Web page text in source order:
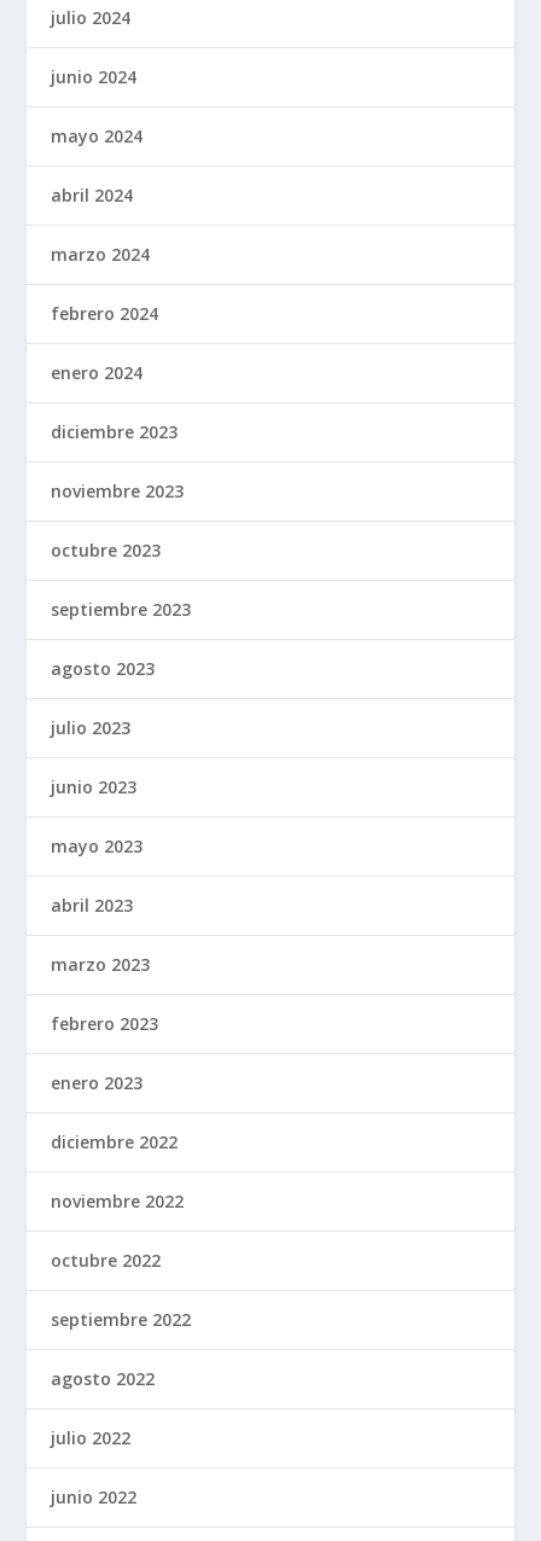
julio 2024
junio 2024
mayo 2024
abril 2024
marzo 2024
febrero 2024
enero 2024
diciembre 2023
noviembre 2023
octubre 2023
septiembre 2023
agosto 2023
julio 2023
junio 2023
mayo 2023
abril 2023
marzo 2023
febrero 2023
enero 2023
diciembre 2022
noviembre 2022
octubre 2022
septiembre 2022
agosto 2022
julio 2022
junio 2022